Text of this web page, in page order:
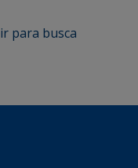
ir para busca